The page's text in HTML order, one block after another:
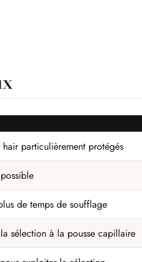
particulièrement protégés
de temps de soufflage
sélection à la pousse capillaire